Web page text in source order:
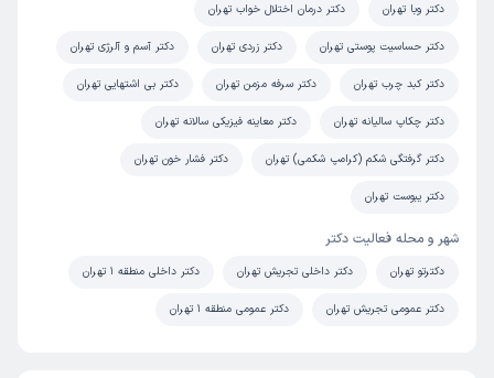
دکتر وبا تهران دکتر درمان اختلال خواب تهران
دکتر حساسیت پوستی تهران دکتر زردی تهران دکتر آسم و آلرژی تهران
دکتر کبد چرب تهران دکتر سرفه مزمن تهران دکتر بی اشتهایی تهران
دکتر چکاپ سالیانه تهران دکتر معاینه فیزیکی سالانه تهران
دکتر گرفتگی شکم (کرامپ شکمی) تهران دکتر فشار خون تهران
دکتر یبوست تهران
شهر و محله فعالیت دکتر
دکترتو تهران دکتر داخلی تجریش تهران دکتر داخلی منطقه 1 تهران
دکتر عمومی تجریش تهران دکتر عمومی منطقه 1 تهران